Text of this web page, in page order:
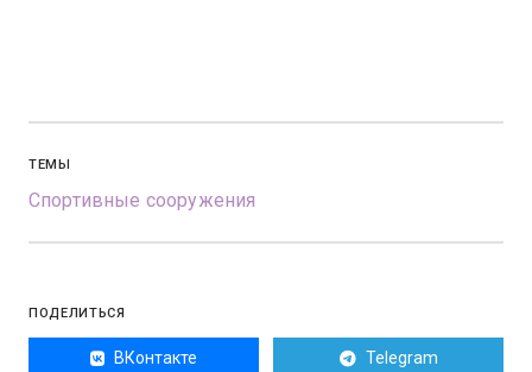
ТЕМЫ
Спортивные сооружения
ПОДЕЛИТЬСЯ
ВКонтакте Telegram